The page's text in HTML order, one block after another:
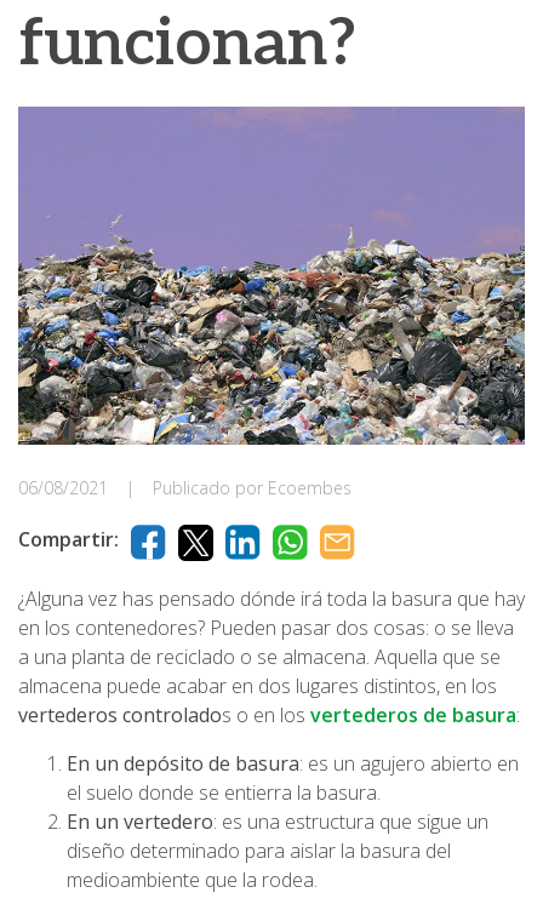
funcionan?
06/08/2021 | Publicado por Ecoembes
Compartir:
¿Alguna vez has pensado dónde irá toda la basura que hay
en los contenedores? Pueden pasar dos cosas: o se lleva
a una planta de reciclado o se almacena. Aquella que se
almacena puede acabar en dos lugares distintos, en los
vertederos controlados o en los vertederos de basura:
En un depósito de basura: es un agujero abierto en
el suelo donde se entierra la basura.
En un vertedero: es una estructura que sigue un
diseño determinado para aislar la basura del
medioambiente que la rodea.